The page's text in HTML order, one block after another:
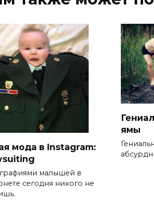
мода в Instagram:
малышей в
сегодня никого не
ямы